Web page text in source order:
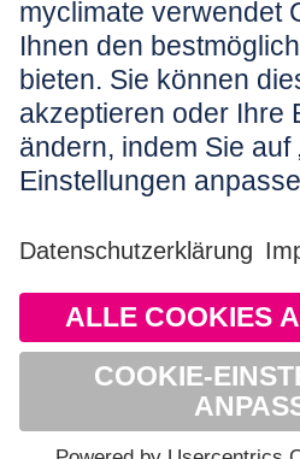
Impressum
Nutzungshinweis
AGB
Datenschutz
Barrierefreiheit